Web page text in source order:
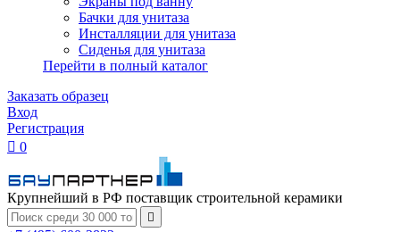
Бачки для унитаза
Инсталляции для унитаза
Сиденья для унитаза
Перейти в полный каталог
Заказать образец
Вход
Регистрация
 0
Крупнейший в РФ поставщик строительной керамики
